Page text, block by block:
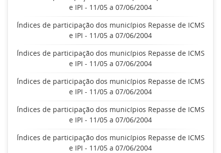
e IPI - 11/05 a 07/06/2004
Índices de participação dos municípios Repasse de ICMS
e IPI - 11/05 a 07/06/2004
Índices de participação dos municípios Repasse de ICMS
e IPI - 11/05 a 07/06/2004
Índices de participação dos municípios Repasse de ICMS
e IPI - 11/05 a 07/06/2004
Índices de participação dos municípios Repasse de ICMS
e IPI - 11/05 a 07/06/2004
Índices de participação dos municípios Repasse de ICMS
e IPI - 11/05 a 07/06/2004